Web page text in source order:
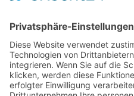
Aktuelle Seite:Home
Home|Tierheim &
|Service|